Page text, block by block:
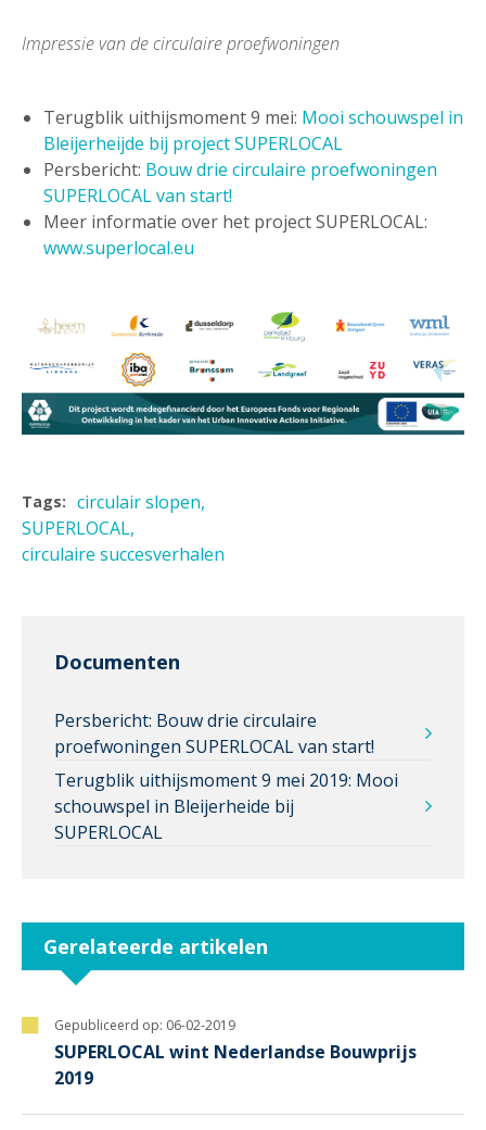
Impressie van de circulaire proefwoningen
Terugblik uithijsmoment 9 mei: Mooi schouwspel in
Bleijerheijde bij project SUPERLOCAL
Persbericht: Bouw drie circulaire proefwoningen
SUPERLOCAL van start!
Meer informatie over het project SUPERLOCAL:
www.superlocal.eu
Tags: circulair slopen
SUPERLOCAL
circulaire succesverhalen
Documenten
Persbericht: Bouw drie circulaire
proefwoningen SUPERLOCAL van start!
Terugblik uithijsmoment 9 mei 2019: Mooi
schouwspel in Bleijerheide bij
SUPERLOCAL
Gerelateerde artikelen
Gepubliceerd op: 06-02-2019
SUPERLOCAL wint Nederlandse Bouwprijs
2019